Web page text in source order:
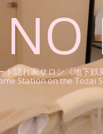
ト隠れ家サロン《地
Station on the